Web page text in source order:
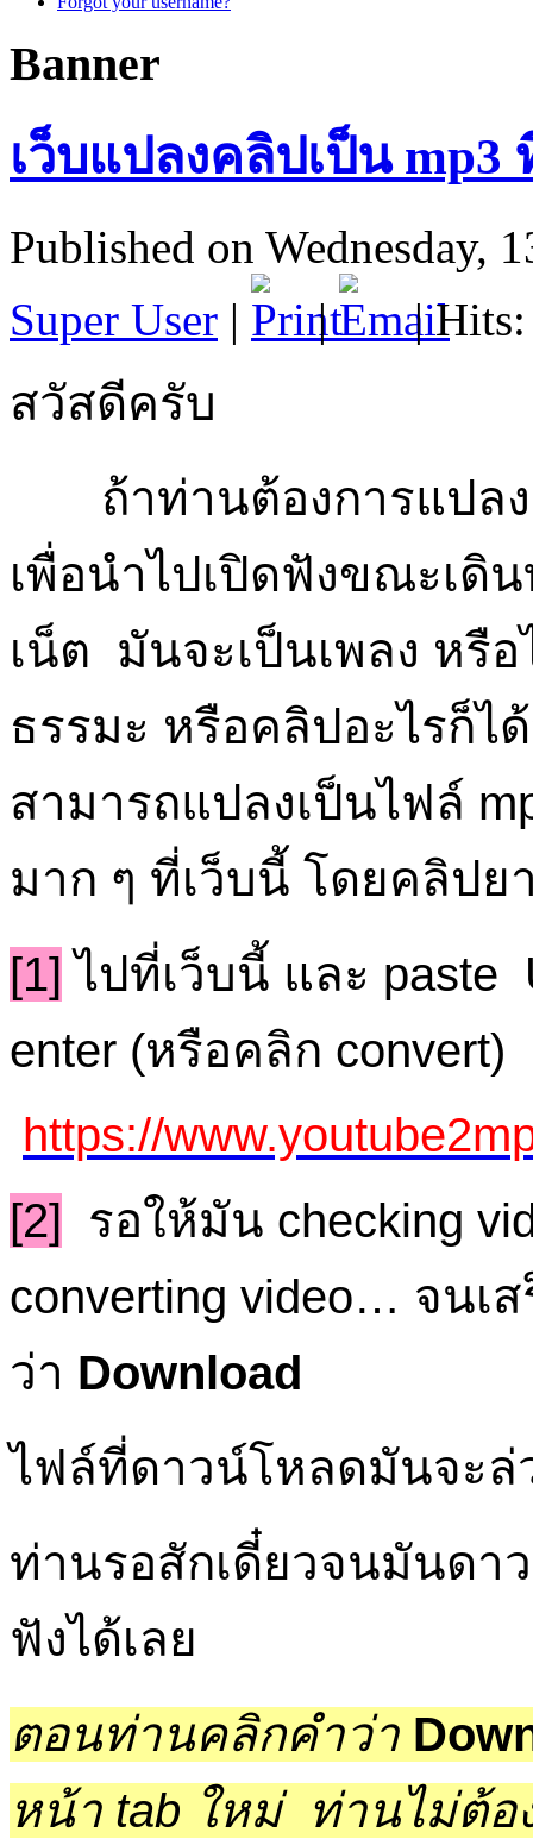
Banner
เว็บแปลงคลิปเป็น mp3
Published on Wednesday,
Super User | | | Hits:
สวัสดีครับ
ถ้าท่านต้องการแปลงค
เพื่อนำไปเปิดฟังขณะเดิ
เน็ต มันจะเป็นเพลง หรื
ธรรมะ หรือคลิปอะไรก็ไ
สามารถแปลงเป็นไฟล์
มาก ๆ ที่เว็บนี้ โดยคลิปย
[1] ไปที่เว็บนี้ และ paste
enter (หรือคลิก convert)
https://
[2] รอให้มัน checking
converting video… จน
ว่า Download
ไฟล์ที่ดาวน์โหลดมันจะล่
ท่านรอสักเดี๋ยวจนมันดา
ฟังได้เลย
ตอนท่านคลิกคำว่า
หน้า tab ใหม่ ท่านไม่ต้อ